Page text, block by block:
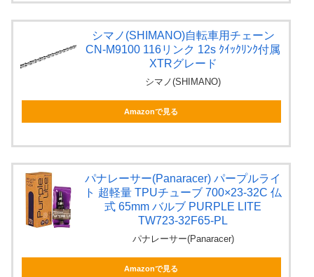
シマノ(SHIMANO)自転車用チェーン
CN-M9100 116リンク 12s ｸｲｯｸﾘﾝｸ付属
XTRグレード
シマノ(SHIMANO)
Amazonで見る
パナレーサー(Panaracer) パープルライ
ト 超軽量 TPUチューブ 700×23-32C 仏
式 65mm バルブ PURPLE LITE
TW723-32F65-PL
パナレーサー(Panaracer)
Amazonで見る